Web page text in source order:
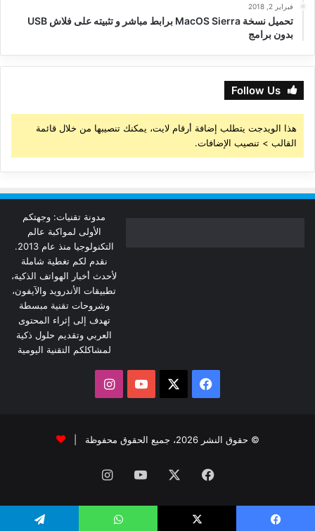
فبراير 2, 2018
تحميل نسخة MacOS Sierra برابط مباشر و تثبيته على فلاش USB
بدون برامج
Follow Us
هذا الويدجت يتطلب إضافة أرقام لايت، يمكنك تنصيبها من خلال قائمة
القالب > تنصيب الإضافات.
مدونة تقنيات: وجهتكم
الأولى لمواكبة عالم
التكنولوجيا منذ عام 2013.
نقدم لكم تغطية شاملة
لأحدث أخبار الهواتف الذكية،
تطبيقات الأندرويد والآيفون،
وشروحات تقنية مبسطة
تهدف إلى إثراء المحتوى
العربي وتقديم حلول ذكية
لمشاكلكم التقنية اليومية
فيسبوك ‫YouTubeانستقرام
© حقوق النشر 2026، جميع الحقوق محفوظة |
فيسبوك ‫YouTubeانستقرام